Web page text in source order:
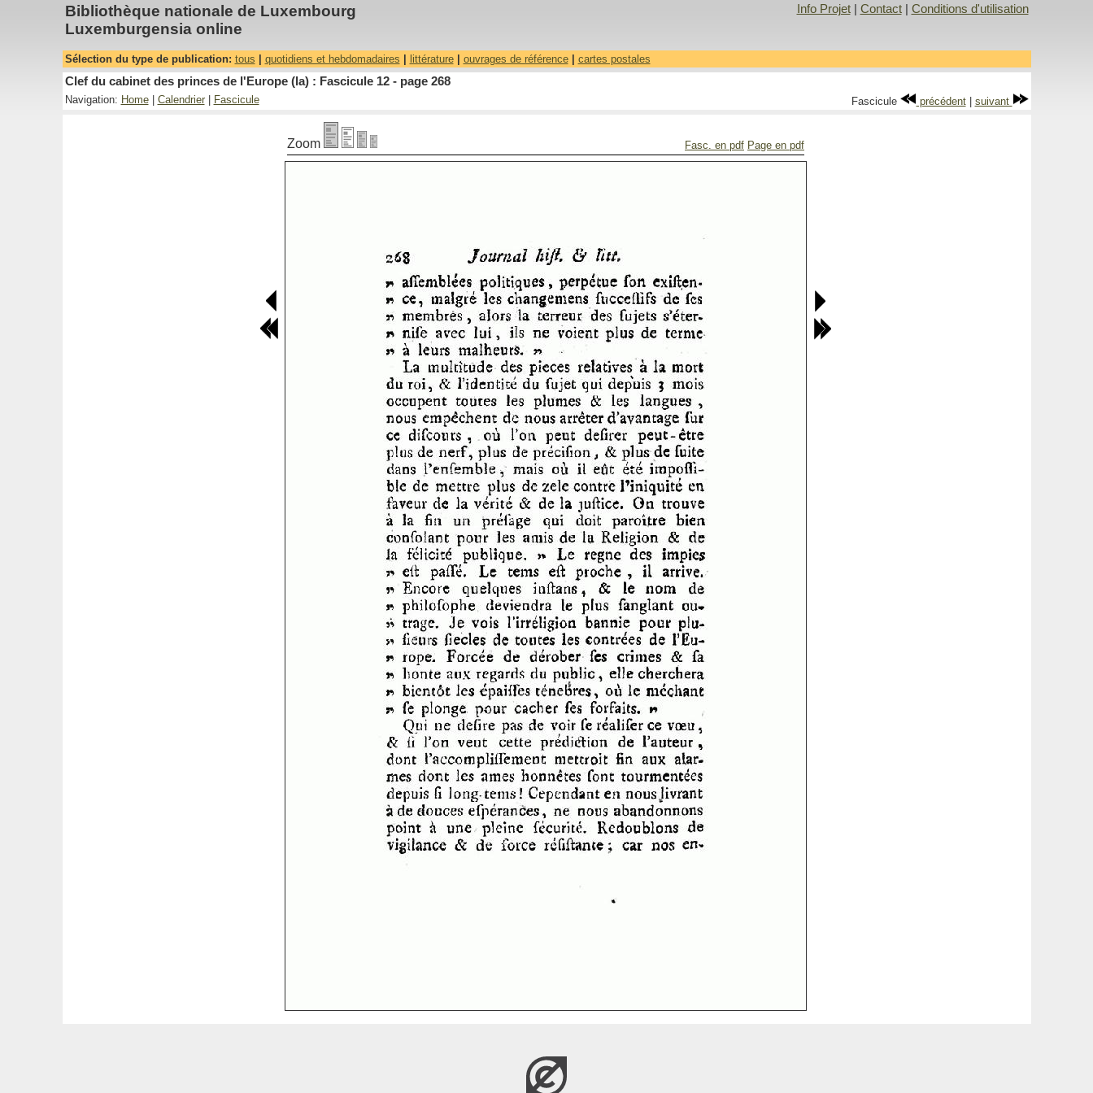
Bibliothèque nationale de Luxembourg
Luxemburgensia online
Info Projet| Contact| Conditions d'utilisation
Sélection du type de publication: tous quotidiens et hebdomadaires littérature| ouvrages de référence| cartes postales
Clef du cabinet des princes de l'Europe (la) : Fascicule 12 - page 268
Navigation: Home| Calendrier| Fascicule Fascicule précédent| suivant
Zoom Fasc. en pdf Page en pdf